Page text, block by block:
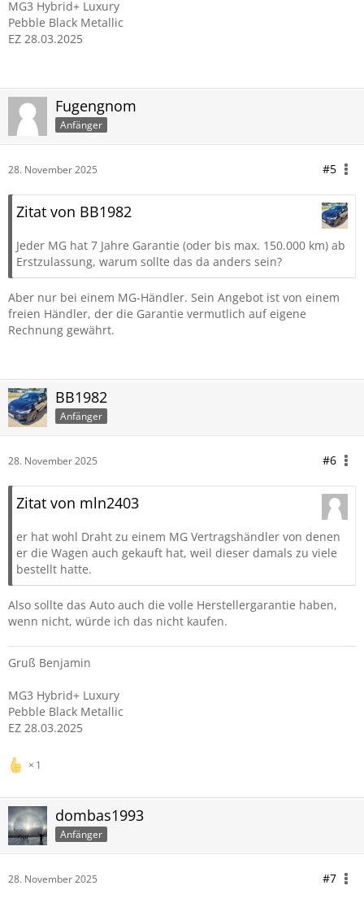
MG3 Hybrid+ Luxury
Pebble Black Metallic
EZ 28.03.2025
Fugengnom
Anfänger
28. November 2025 #5
Zitat von BB1982
Jeder MG hat 7 Jahre Garantie (oder bis max. 150.000 km) ab
Erstzulassung, warum sollte das da anders sein?
Aber nur bei einem MG-Händler. Sein Angebot ist von einem
freien Händler, der die Garantie vermutlich auf eigene
Rechnung gewährt.
BB1982
Anfänger
28. November 2025 #6
Zitat von mln2403
er hat wohl Draht zu einem MG Vertragshändler von denen
er die Wagen auch gekauft hat, weil dieser damals zu viele
bestellt hatte.
Also sollte das Auto auch die volle Herstellergarantie haben,
wenn nicht, würde ich das nicht kaufen.
Gruß Benjamin
MG3 Hybrid+ Luxury
Pebble Black Metallic
EZ 28.03.2025
1
dombas1993
Anfänger
28. November 2025 #7